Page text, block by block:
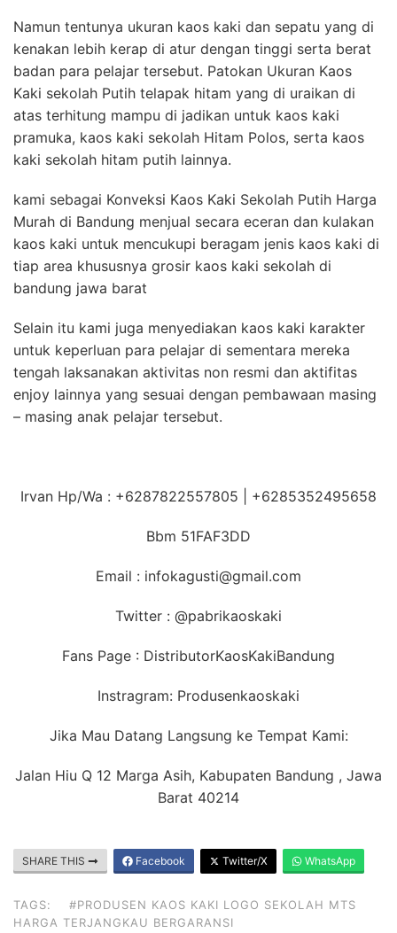
Namun tentunya ukuran kaos kaki dan sepatu yang di
kenakan lebih kerap di atur dengan tinggi serta berat
badan para pelajar tersebut. Patokan Ukuran Kaos
Kaki sekolah Putih telapak hitam yang di uraikan di
atas terhitung mampu di jadikan untuk kaos kaki
pramuka, kaos kaki sekolah Hitam Polos, serta kaos
kaki sekolah hitam putih lainnya.
kami sebagai Konveksi Kaos Kaki Sekolah Putih Harga
Murah di Bandung menjual secara eceran dan kulakan
kaos kaki untuk mencukupi beragam jenis kaos kaki di
tiap area khususnya grosir kaos kaki sekolah di
bandung jawa barat
Selain itu kami juga menyediakan kaos kaki karakter
untuk keperluan para pelajar di sementara mereka
tengah laksanakan aktivitas non resmi dan aktifitas
enjoy lainnya yang sesuai dengan pembawaan masing
– masing anak pelajar tersebut.
Irvan Hp/Wa : +6287822557805 | +6285352495658
Bbm 51FAF3DD
Email : infokagusti@gmail.com
Twitter : @pabrikaoskaki
Fans Page : DistributorKaosKakiBandung
Instragram: Produsenkaoskaki
Jika Mau Datang Langsung ke Tempat Kami:
Jalan Hiu Q 12 Marga Asih, Kabupaten Bandung , Jawa
Barat 40214
SHARE THIS Facebook Twitter/X WhatsApp
TAGS:
#PRODUSEN KAOS KAKI LOGO SEKOLAH MTS
HARGA TERJANGKAU BERGARANSI